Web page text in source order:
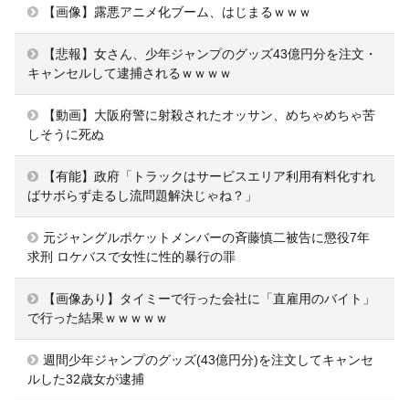
【画像】露悪アニメ化ブーム、はじまるｗｗｗ
【悲報】女さん、少年ジャンプのグッズ43億円分を注文・
キャンセルして逮捕されるｗｗｗｗ
【動画】大阪府警に射殺されたオッサン、めちゃめちゃ苦
しそうに死ぬ
【有能】政府「トラックはサービスエリア利用有料化すれ
ばサボらず走るし流問題解決じゃね？」
元ジャングルポケットメンバーの斉藤慎二被告に懲役7年
求刑 ロケバスで女性に性的暴行の罪
【画像あり】タイミーで行った会社に「直雇用のバイト」
で行った結果ｗｗｗｗｗ
週間少年ジャンプのグッズ(43億円分)を注文してキャンセ
ルした32歳女が逮捕